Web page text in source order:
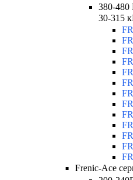
380-480
30-315
Frenic-Ace